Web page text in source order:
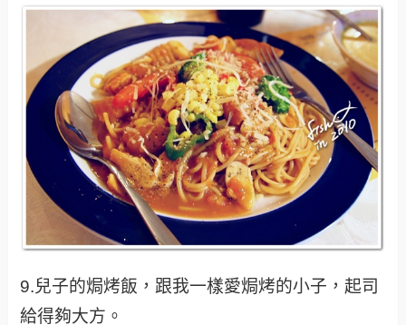
9.兒子的焗烤飯，跟我一樣愛焗烤的小子，起司
給得夠大方。